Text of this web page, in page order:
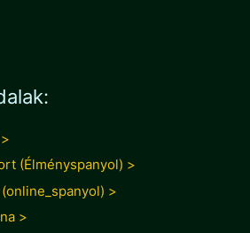
(Élményspanyol) >
>
>